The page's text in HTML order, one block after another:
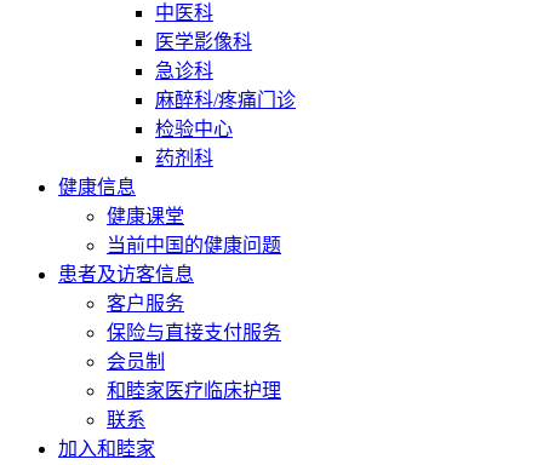
中医科
医学影像科
急诊科
麻醉科/疼痛门诊
检验中心
药剂科
健康信息
健康课堂
当前中国的健康问题
患者及访客信息
客户服务
保险与直接支付服务
会员制
和睦家医疗临床护理
联系
加入和睦家